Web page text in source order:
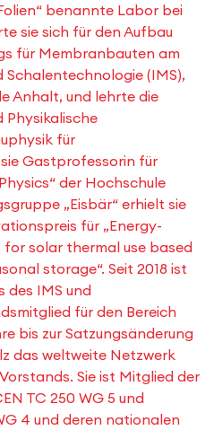
benannte Labor bei
sie sich für den Aufbau
für Membranbauten am
(IMS),
Anhalt, und lehrte die
Physikalische
für
Gastprofessorin für
der Hochschule
„Eisbär“ erhielt sie
für „Energy-
solar thermal use based
storage“. Seit 2018 ist
des IMS und
für den Bereich
bis zur Satzungsänderung
das weltweite Netzwerk
Sie ist Mitglied der
TC 250 WG 5 und
4 und deren nationalen